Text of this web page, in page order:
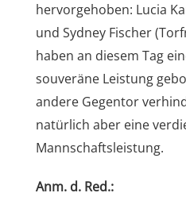
hervorgehoben: Lucia
und Sydney Fischer
haben an diesem Tag
souveräne Leistung
andere Gegentor
natürlich aber eine
Mannschaftsleistung.
Anm. d. Red.: